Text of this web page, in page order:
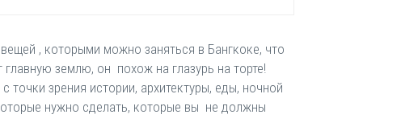
, которыми можно заняться в Бангкоке, что
землю, он похож на глазурь на торте!
зрения истории, архитектуры, еды, ночной
нужно сделать, которые вы не должны